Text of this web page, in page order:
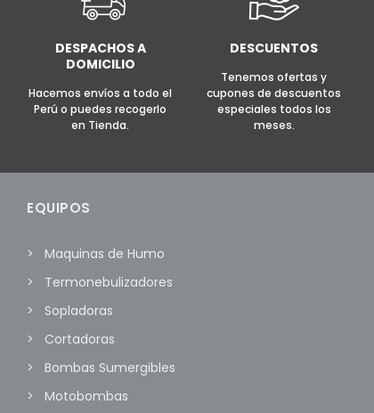
DESPACHOS A
DOMICILIO
Hacemos envíos a todo el
Perú o puedes recogerlo
en Tienda.
DESCUENTOS
Tenemos ofertas y
cupones de descuentos
especiales todos los
meses.
EQUIPOS
Maquinas de Humo
Termonebulizadores
Sopladoras
Cortadoras
Bombas Sumergibles
Motobombas